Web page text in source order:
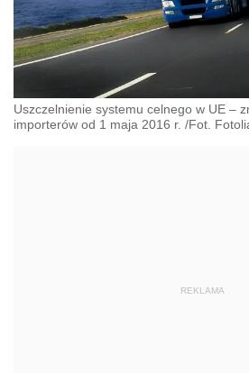
Uszczelnienie systemu celnego w UE –
importerów od 1 maja 2016 r. /Fot.